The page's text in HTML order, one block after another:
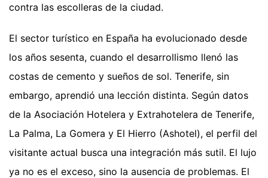
contra las escolleras de la ciudad.
El sector turístico en España ha evolucionado desde
los años sesenta, cuando el desarrollismo llenó las
costas de cemento y sueños de sol. Tenerife, sin
embargo, aprendió una lección distinta. Según datos
de la Asociación Hotelera y Extrahotelera de Tenerife,
La Palma, La Gomera y El Hierro (Ashotel), el perfil del
visitante actual busca una integración más sutil. El lujo
ya no es el exceso, sino la ausencia de problemas. El